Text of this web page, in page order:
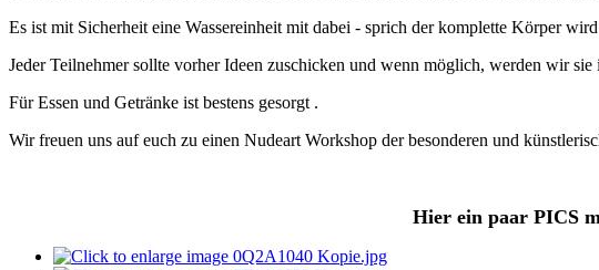
Es ist mit Sicherheit eine Wassereinheit mit dabei - sprich der komplette Körper
Jeder Teilnehmer sollte vorher Ideen zuschicken und wenn möglich, werden wir sie
Für Essen und Getränke ist bestens gesorgt .
Wir freuen uns auf euch zu einen Nudeart Workshop der besonderen und
Hier ein paar PICS